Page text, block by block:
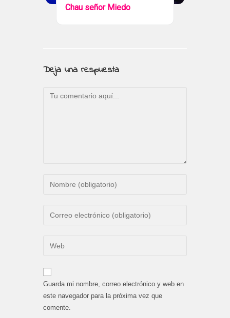
Chau señor Miedo
Deja una respuesta
Comentario
Introduce
de
para
comentar
Introduce
de
electrónico
para
comentar
Introduce
URL
de
tu
web
Guarda mi nombre, correo electrónico y web en
este navegador para la próxima vez que
comente.